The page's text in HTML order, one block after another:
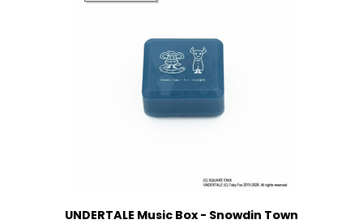
UNDERTALE Music Box - Snowdin Town